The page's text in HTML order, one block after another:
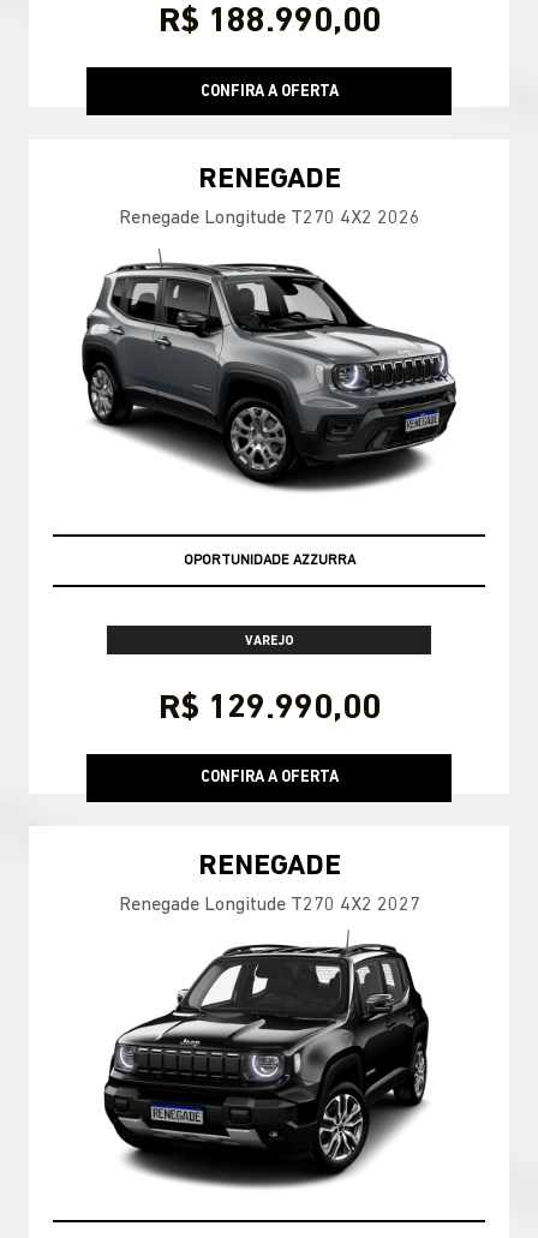
R$ 188.990,00
CONFIRA A OFERTA
RENEGADE
Renegade Longitude T270 4X2 2026
OPORTUNIDADE AZZURRA
VAREJO
R$ 129.990,00
CONFIRA A OFERTA
RENEGADE
Renegade Longitude T270 4X2 2027